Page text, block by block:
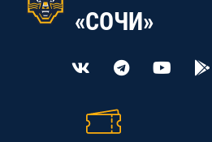
«СОЧИ»